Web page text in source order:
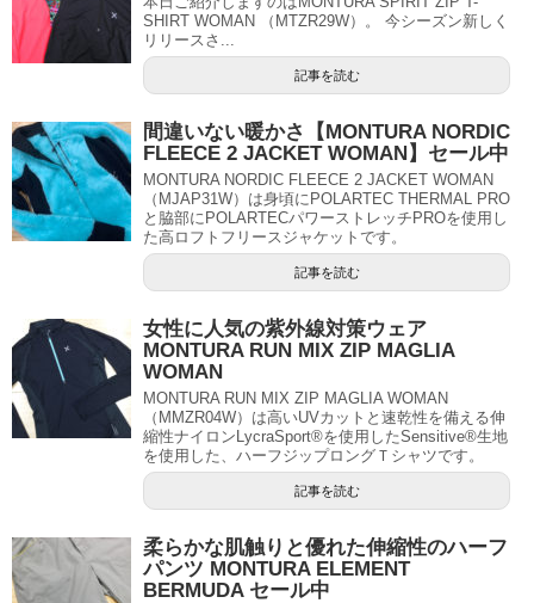
SHIRT WOMAN （MTZR29W）。 今シーズン新しく
リリースさ...
記事を読む
間違いない暖かさ【MONTURA NORDIC
FLEECE 2 JACKET WOMAN】セール中
MONTURA NORDIC FLEECE 2 JACKET WOMAN
（MJAP31W）は身頃にPOLARTEC THERMAL PRO
と脇部にPOLARTECパワーストレッチPROを使用し
た高ロフトフリースジャケットです。
記事を読む
女性に人気の紫外線対策ウェア
MONTURA RUN MIX ZIP MAGLIA
WOMAN
MONTURA RUN MIX ZIP MAGLIA WOMAN
（MMZR04W）は高いUVカットと速乾性を備える伸
縮性ナイロンLycraSport®を使用したSensitive®生地
を使用した、ハーフジップロングＴシャツです。
記事を読む
柔らかな肌触りと優れた伸縮性のハーフ
パンツ MONTURA ELEMENT
BERMUDA セール中